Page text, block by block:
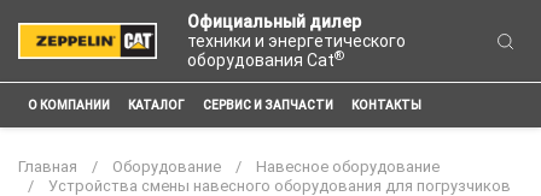
Официальный дилер
техники и энергетического
оборудования Cat®
О КОМПАНИИ КАТАЛОГ СЕРВИС И ЗАПЧАСТИ КОНТАКТЫ
Главная Оборудование
Навесное оборудование
Устройства смены навесного оборудования для погрузчиков